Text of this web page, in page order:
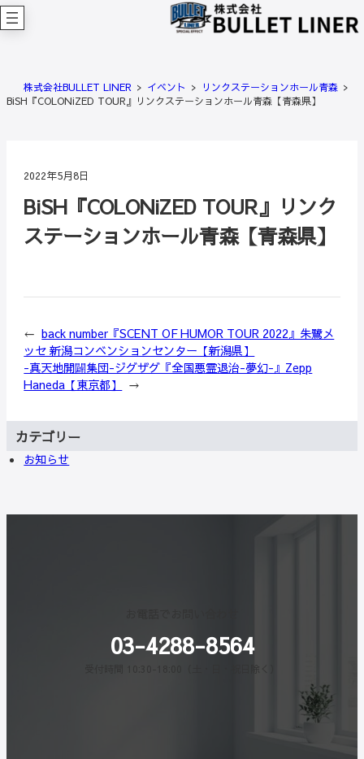
内
容
ッ
株式会社BULLET LINER イベント
リンクステーションホール青森
BiSH『COLONiZED TOUR』リンクステーションホール青森【青森県】
2022年5月8日
BiSH『COLONiZED TOUR』リンク
ステーションホール青森【青森県】
← back number『SCENT OF HUMOR TOUR 2022』朱鷺メ
ッセ 新潟コンベンションセンター【新潟県】
-真天地開闢集団-ジグザグ『全国悪霊退治-夢幻-』Zepp
Haneda【東京都】
→
カテゴリー
お知らせ
03-4288-8564
受付時間 10:30-18:00（土・日・祝日除く）